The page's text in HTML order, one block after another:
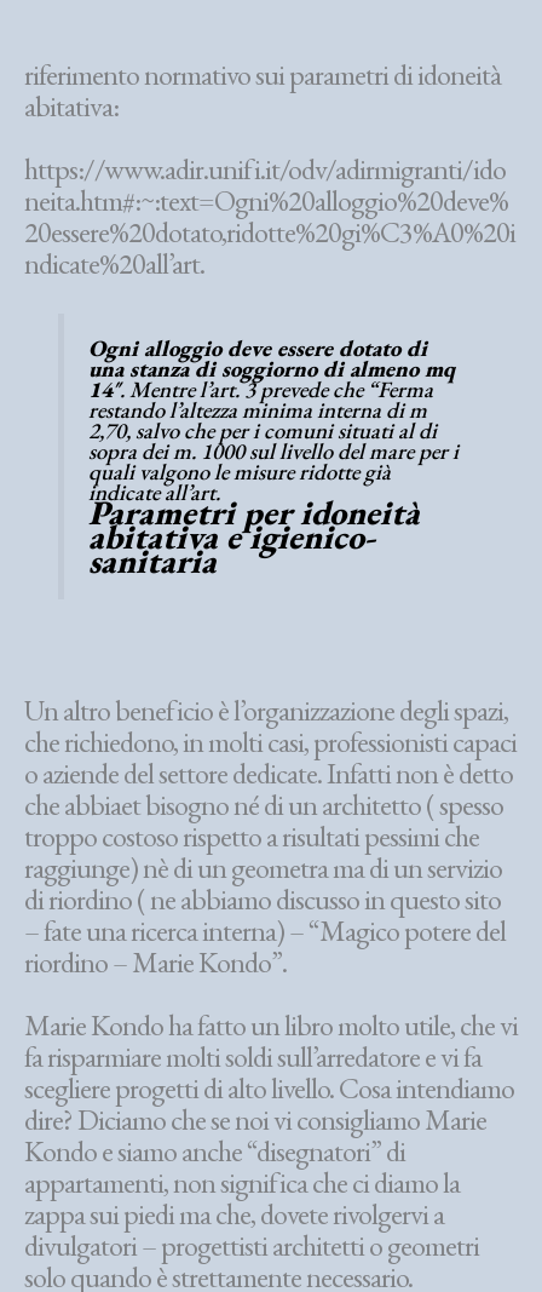
riferimento normativo sui parametri di idoneità
abitativa:
https://www.adir.unifi.it/odv/adirmigranti/ido
neita.htm#:~:text=Ogni%20alloggio%20deve%
20essere%20dotato,ridotte%20gi%C3%A0%20i
ndicate%20all’art.
Ogni alloggio deve essere dotato di
una stanza di soggiorno di almeno mq
14″. Mentre l’art. 3 prevede che “Ferma
restando l’altezza minima interna di m
2,70, salvo che per i comuni situati al di
sopra dei m. 1000 sul livello del mare per i
quali valgono le misure ridotte già
indicate all’art.
Parametri per idoneità
abitativa e igienico-
sanitaria
Un altro beneficio è l’organizzazione degli spazi,
che richiedono, in molti casi, professionisti capaci
o aziende del settore dedicate. Infatti non è detto
che abbiaet bisogno né di un architetto ( spesso
troppo costoso rispetto a risultati pessimi che
raggiunge) nè di un geometra ma di un servizio
di riordino ( ne abbiamo discusso in questo sito
– fate una ricerca interna) – “Magico potere del
riordino – Marie Kondo”.
Marie Kondo ha fatto un libro molto utile, che vi
fa risparmiare molti soldi sull’arredatore e vi fa
scegliere progetti di alto livello. Cosa intendiamo
dire? Diciamo che se noi vi consigliamo Marie
Kondo e siamo anche “disegnatori” di
appartamenti, non significa che ci diamo la
zappa sui piedi ma che, dovete rivolgervi a
divulgatori – progettisti architetti o geometri
solo quando è strettamente necessario.